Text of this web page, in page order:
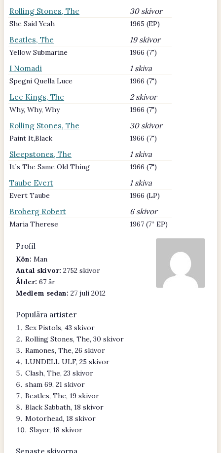
Rolling Stones, The 30 skivor
She Said Yeah 1965 (EP)
Beatles, The 19 skivor
Yellow Submarine 1966 (7")
I Nomadi 1 skiva
Spegni Quella Luce 1966 (7")
Lee Kings, The 2 skivor
Why, Why, Why 1966 (7")
Rolling Stones, The 30 skivor
Paint It,Black 1966 (7")
Sleepstones, The 1 skiva
It´s The Same Old Thing 1966 (7")
Taube Evert 1 skiva
Evert Taube 1966 (LP)
Broberg Robert 6 skivor
Maria Therese 1967 (7” EP)
Profil
Kön: Man
Antal skivor: 2752 skivor
Ålder: 67 år
Medlem sedan: 27 juli 2012
Populära artister
Sex Pistols, 43 skivor
Rolling Stones, The, 30 skivor
Ramones, The, 26 skivor
LUNDELL ULF, 25 skivor
Clash, The, 23 skivor
sham 69, 21 skivor
Beatles, The, 19 skivor
Black Sabbath, 18 skivor
Motorhead, 18 skivor
Slayer, 18 skivor